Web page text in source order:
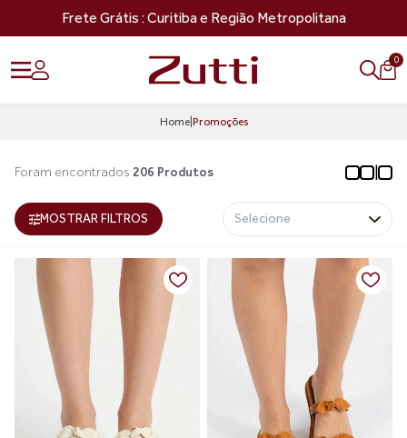
Frete Grátis : Curitiba e Região Metropolitana
0
Home| Promoções
Foram encontrados 206 Produtos
MOSTRAR FILTROS Selecione